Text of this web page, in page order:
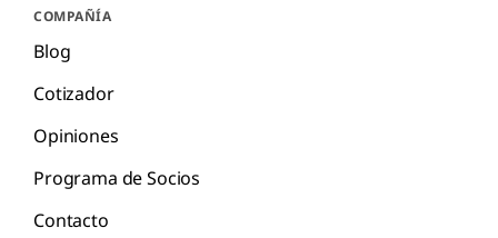
COMPAÑÍA
Blog
Cotizador
Opiniones
Programa de Socios
Contacto